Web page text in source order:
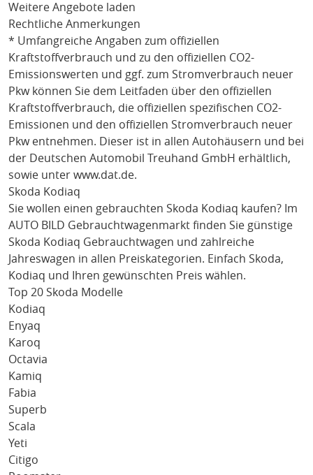
Weitere Angebote laden
Rechtliche Anmerkungen
* Umfangreiche Angaben zum offiziellen
Kraftstoffverbrauch und zu den offiziellen CO2-
Emissionswerten und ggf. zum Stromverbrauch neuer
Pkw können Sie dem Leitfaden über den offiziellen
Kraftstoffverbrauch, die offiziellen spezifischen CO2-
Emissionen und den offiziellen Stromverbrauch neuer
Pkw entnehmen. Dieser ist in allen Autohäusern und bei
der Deutschen Automobil Treuhand GmbH erhältlich,
sowie unter www.dat.de.
Skoda Kodiaq
Sie wollen einen gebrauchten Skoda Kodiaq kaufen? Im
AUTO BILD Gebrauchtwagenmarkt finden Sie günstige
Skoda Kodiaq Gebrauchtwagen und zahlreiche
Jahreswagen in allen Preiskategorien. Einfach Skoda,
Kodiaq und Ihren gewünschten Preis wählen.
Top 20 Skoda Modelle
Kodiaq
Enyaq
Karoq
Octavia
Kamiq
Fabia
Superb
Scala
Yeti
Citigo